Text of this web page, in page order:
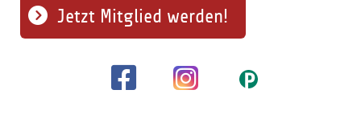
Jetzt Mitglied werden!